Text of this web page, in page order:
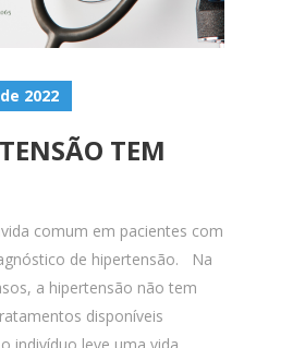
2022
TEM
comum em pacientes com
de hipertensão. Na
a hipertensão não tem
disponíveis